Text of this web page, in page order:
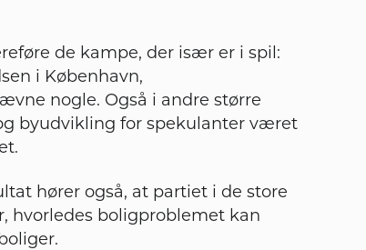
de kampe, der især er i spil:
i København,
nogle. Også i andre større
byudvikling for spekulanter været
hører også, at partiet i de store
hvorledes boligproblemet kan